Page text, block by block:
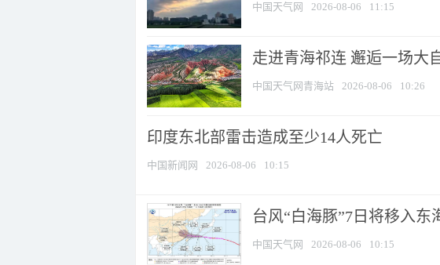
中国天气网 2026-08-06 11:15
走进青海祁连 邂逅一场大
中国天气网青海站 2026-08-06 10:26
印度东北部雷击造成至少14人死亡
中国新闻网 2026-08-06 10:15
台风“白海豚”7日将移入东
中国天气网 2026-08-06 10:15